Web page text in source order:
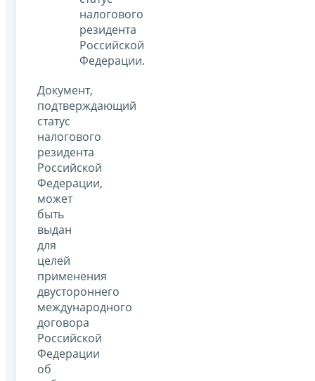
налогового
резидента
Российской
Федерации.
Документ,
подтверждающий
статус
налогового
резидента
Российской
Федерации,
может
быть
выдан
для
целей
применения
двустороннего
международного
договора
Российской
Федерации
об